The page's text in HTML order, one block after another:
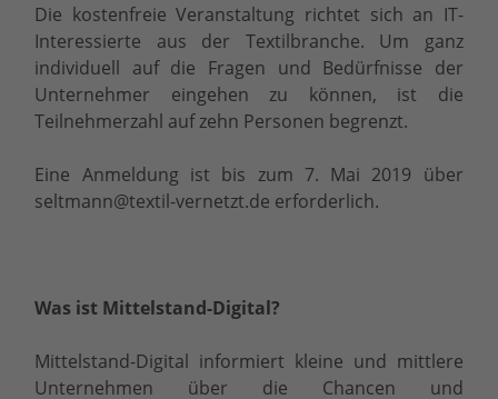
Die kostenfreie Veranstaltung richtet sich an IT-
Interessierte aus der Textilbranche. Um ganz
individuell auf die Fragen und Bedürfnisse der
Unternehmer eingehen zu können, ist die
Teilnehmerzahl auf zehn Personen begrenzt.
Eine Anmeldung ist bis zum 7. Mai 2019 über
seltmann@textil-vernetzt.de erforderlich.
Was ist Mittelstand-Digital?
Mittelstand-Digital informiert kleine und mittlere
Unternehmen über die Chancen und